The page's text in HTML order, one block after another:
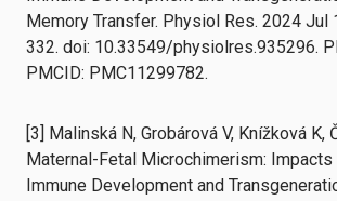
Memory Transfer. Physiol Res. 2024 Jul
332. doi: 10.33549/physiolres.935296.
PMCID: PMC11299782.
[3] Malinská N, Grobárová V, Knížková K,
Maternal-Fetal Microchimerism:
Immune Development and